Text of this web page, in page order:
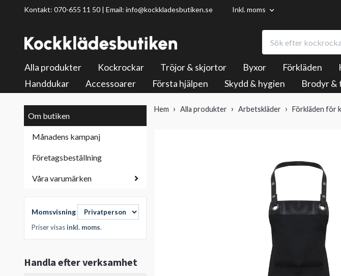
Kontakt: 070-655 11 50 | Email: info@kockkladesbutiken.se Inkl. moms
Alla produkter Kockrockar Tröjor & skjortor Byxor Förkläden
Handdukar
Accessoarer Första hjälpen Skydd & hygien Brodyr &
Om butiken
Månadens kampanj
Företagsbeställning
Våra varumärken
Momsvisning
Priser visasinkl. moms.
Handla efter verksamhet
Hem Alla produkter Arbetskläder Förkläden för